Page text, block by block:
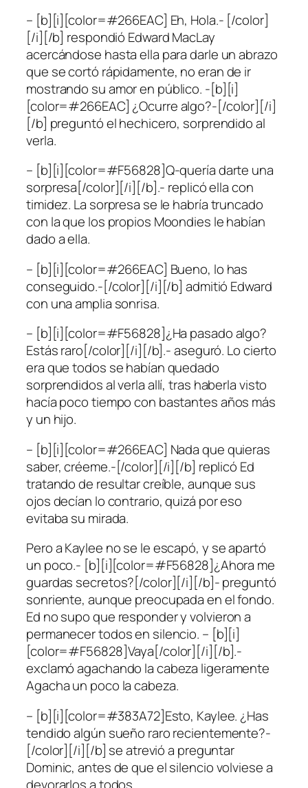
– [b][i][color=#266EAC] Eh, Hola.- [/color]
[/i][/b] respondió Edward MacLay
acercándose hasta ella para darle un abrazo
que se cortó rápidamente, no eran de ir
mostrando su amor en público. -[b][i]
[color=#266EAC] ¿Ocurre algo?-[/color][/i]
[/b] preguntó el hechicero, sorprendido al
verla.
– [b][i][color=#F56828]Q-quería darte una
sorpresa[/color][/i][/b].- replicó ella con
timidez. La sorpresa se le habría truncado
con la que los propios Moondies le habían
dado a ella.
– [b][i][color=#266EAC] Bueno, lo has
conseguido.-[/color][/i][/b] admitió Edward
con una amplia sonrisa.
– [b][i][color=#F56828]¿Ha pasado algo?
Estás raro[/color][/i][/b].- aseguró. Lo cierto
era que todos se habían quedado
sorprendidos al verla allí, tras haberla visto
hacía poco tiempo con bastantes años más
y un hijo.
– [b][i][color=#266EAC] Nada que quieras
saber, créeme.-[/color][/i][/b] replicó Ed
tratando de resultar creíble, aunque sus
ojos decían lo contrario, quizá por eso
evitaba su mirada.
Pero a Kaylee no se le escapó, y se apartó
un poco.- [b][i][color=#F56828]¿Ahora me
guardas secretos?[/color][/i][/b]- preguntó
sonriente, aunque preocupada en el fondo.
Ed no supo que responder y volvieron a
permanecer todos en silencio. – [b][i]
[color=#F56828]Vaya[/color][/i][/b].-
exclamó agachando la cabeza ligeramente
Agacha un poco la cabeza.
– [b][i][color=#383A72]Esto, Kaylee. ¿Has
tendido algún sueño raro recientemente?-
[/color][/i][/b] se atrevió a preguntar
Dominic, antes de que el silencio volviese a